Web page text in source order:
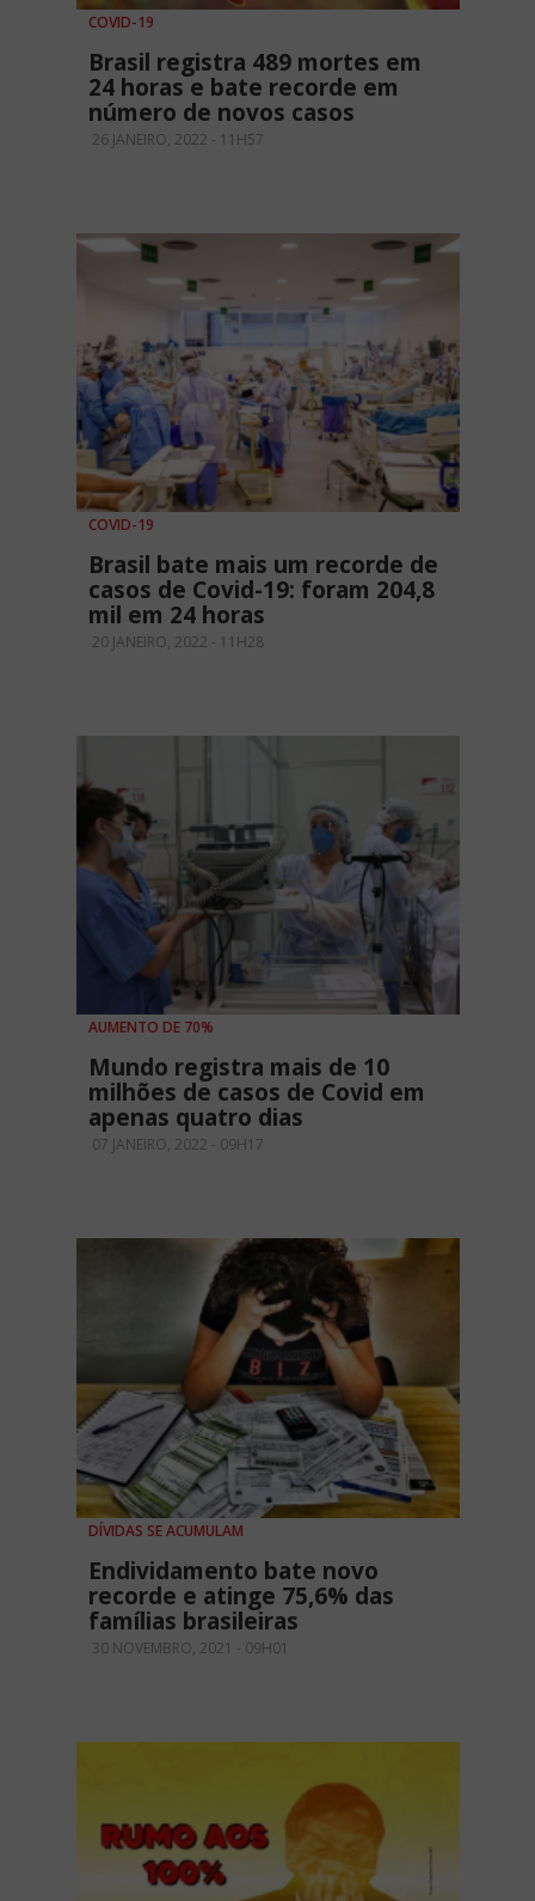
COVID-19
Brasil registra 489 mortes em
24 horas e bate recorde em
número de novos casos
26 JANEIRO, 2022 - 11H57
COVID-19
Brasil bate mais um recorde de
casos de Covid-19: foram 204,8
mil em 24 horas
20 JANEIRO, 2022 - 11H28
AUMENTO DE 70%
Mundo registra mais de 10
milhões de casos de Covid em
apenas quatro dias
07 JANEIRO, 2022 - 09H17
DÍVIDAS SE ACUMULAM
Endividamento bate novo
recorde e atinge 75,6% das
famílias brasileiras
30 NOVEMBRO, 2021 - 09H01